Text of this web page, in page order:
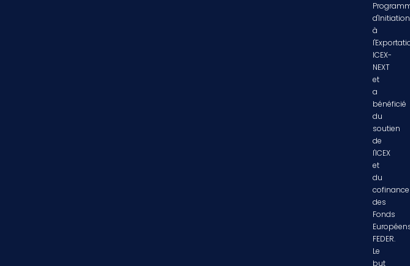
d'Initiation
à
ICEX-
NEXT
et
a
bénéficié
du
soutien
de
l'ICEX
et
du
des
Fonds
FEDER.
Le
but